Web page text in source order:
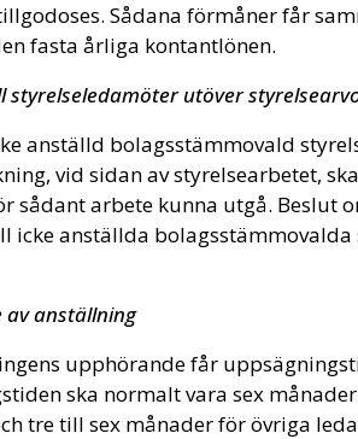
Sådana förmåner får
fasta årliga kontantlönen.
styrelseledamöter utöver
anställd bolagsstämmovald
vid sidan av styrelsearbetet,
sådant arbete kunna utgå. Beslut
icke anställda
anställning
upphörande får
ska normalt vara sex
tre till sex månader för övriga